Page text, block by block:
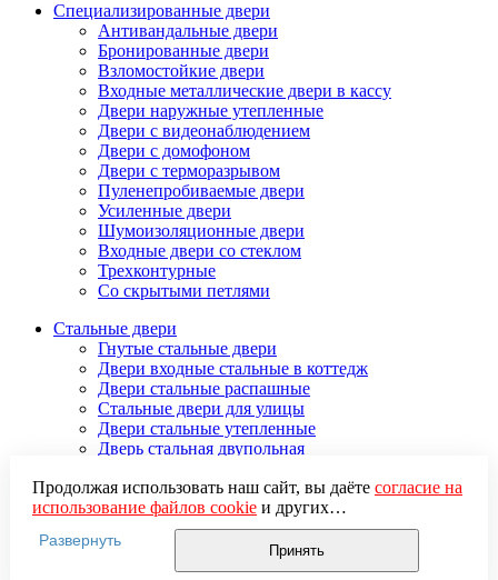
Специализированные двери
Антивандальные двери
Бронированные двери
Взломостойкие двери
Входные металлические двери в кассу
Двери наружные утепленные
Двери с видеонаблюдением
Двери с домофоном
Двери с терморазрывом
Пуленепробиваемые двери
Усиленные двери
Шумоизоляционные двери
Входные двери со стеклом
Трехконтурные
Со скрытыми петлями
Стальные двери
Гнутые стальные двери
Двери входные стальные в коттедж
Двери стальные распашные
Стальные двери для улицы
Двери стальные утепленные
Дверь стальная двупольная
Недорогие стальные двери
Распродажа стальных дверей
Стальная дверь в дом
Стальная дверь на дачу
Стальные взломостойкие двери
Продолжая использовать наш сайт, вы даёте согласие на
использование файлов cookieи других
пользовательских данных (включая IP-адрес, сведения о
местоположении, устройстве, действиях на сайте и т. п.)
для функционирования сайта, проведения
Развернуть
Принять